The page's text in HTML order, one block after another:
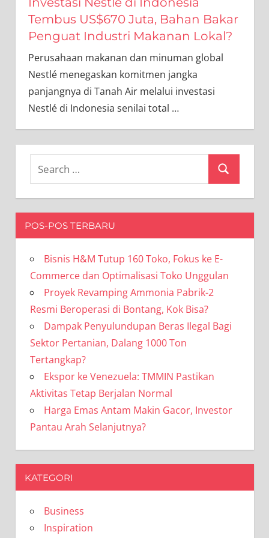
Tembus US$670 Juta, Bahan Bakar
Penguat Industri Makanan Lokal?
Perusahaan makanan dan minuman global
Nestlé menegaskan komitmen jangka
panjangnya di Tanah Air melalui investasi
Nestlé di Indonesia senilai total …
Search
POS-POS TERBARU
Bisnis H&M Tutup 160 Toko, Fokus ke E-
Commerce dan Optimalisasi Toko Unggulan
Proyek Revamping Ammonia Pabrik-2
Resmi Beroperasi di Bontang, Kok Bisa?
Dampak Penyulundupan Beras Ilegal Bagi
Sektor Pertanian, Dalang 1000 Ton
Tertangkap?
Ekspor ke Venezuela: TMMIN Pastikan
Aktivitas Tetap Berjalan Normal
Harga Emas Antam Makin Gacor, Investor
Pantau Arah Selanjutnya?
KATEGORI
Business
Inspiration